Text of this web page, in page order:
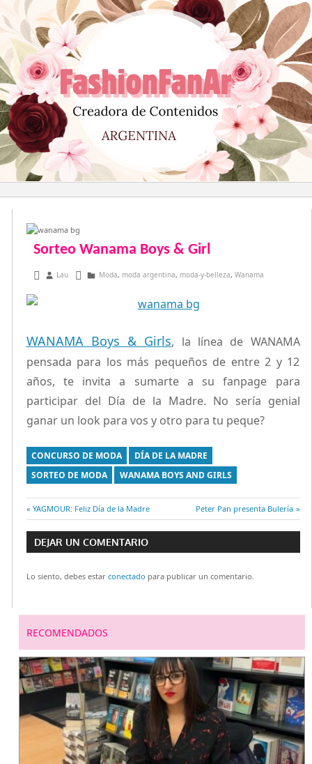
al
contenido
Sorteo Wanama Boys & Girl
octubre 17, 2013
Lau Moda, moda argentina, moda-y-belleza, Wanama
WANAMA Boys & Girls, la línea de WANAMA
pensada para los más pequeños de entre 2 y 12
años, te invita a sumarte a su fanpage para
participar del Día de la Madre. No sería genial
ganar un look para vos y otro para tu peque?
CONCURSO DE MODA
DÍA DE LA MADRE
SORTEO DE MODA
WANAMA BOYS AND GIRLS
Navegación
de
entradas
Entrada
anterior:
YAGMOUR: Feliz Día de la Madre
Entrada
siguiente:
Peter Pan presenta Bulería
DEJAR UN COMENTARIO
Lo siento, debes estar conectado para publicar un comentario.
RECOMENDADOS